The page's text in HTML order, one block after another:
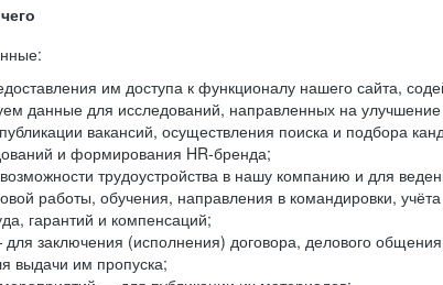
им доступа к функционалу нашего сайта,
данные для исследований, направленных на
вакансий, осуществления поиска и подбора
и формирования HR-бренда;
трудоустройства в нашу компанию и для
работы, обучения, направления в командировки,
гарантий и компенсаций;
заключения (исполнения) договора, делового
выдачи им пропуска;